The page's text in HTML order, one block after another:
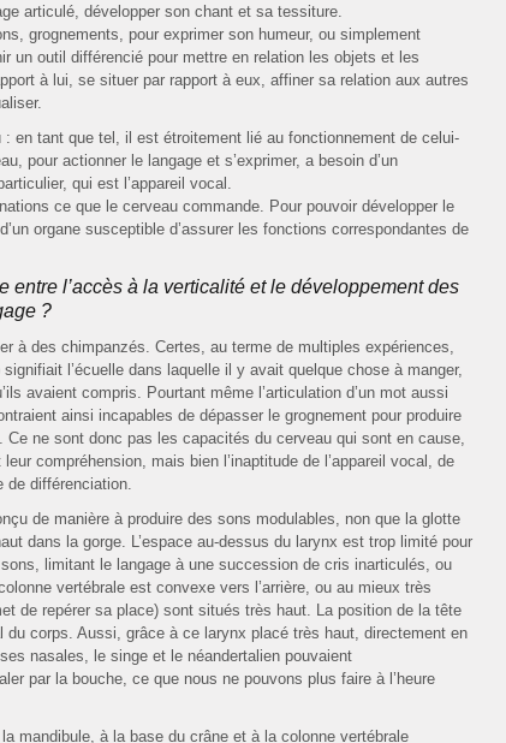
articulé, développer son chant et sa tessiture.
grognements, pour exprimer son humeur, ou simplement
un outil différencié pour mettre en relation les objets et les
à lui, se situer par rapport à eux, affiner sa relation aux autres
en tant que tel, il est étroitement lié au fonctionnement de celui-
pour actionner le langage et s’exprimer, a besoin d’un
qui est l’appareil vocal.
ce que le cerveau commande. Pour pouvoir développer le
organe susceptible d’assurer les fonctions correspondantes de
entre l’accès à la verticalité et le développement des
?
à des chimpanzés. Certes, au terme de multiples expériences,
l’écuelle dans laquelle il y avait quelque chose à manger,
avaient compris. Pourtant même l’articulation d’un mot aussi
ainsi incapables de dépasser le grognement pour produire
Ce ne sont donc pas les capacités du cerveau qui sont en cause,
compréhension, mais bien l’inaptitude de l’appareil vocal, de
de différenciation.
de manière à produire des sons modulables, non que la glotte
dans la gorge. L’espace au-dessus du larynx est trop limité pour
limitant le langage à une succession de cris inarticulés, ou
vertébrale est convexe vers l’arrière, ou au mieux très
de repérer sa place) sont situés très haut. La position de la tête
du corps. Aussi, grâce à ce larynx placé très haut, directement en
nasales, le singe et le néandertalien pouvaient
par la bouche, ce que nous ne pouvons plus faire à l’heure
mandibule, à la base du crâne et à la colonne vertébrale